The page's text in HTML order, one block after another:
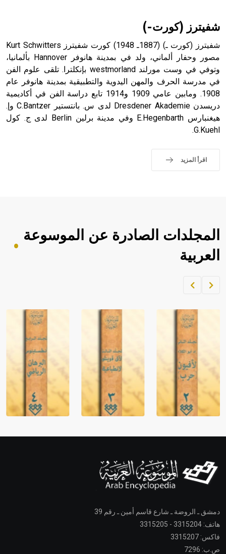
- هل تعلم أن أبجر Abgar اسم معروف جيداً يعود إلى عدد من
الملوك الذين حكموا مدينة إديسا (الرها) من أبجر الأول وحتى
التاسع، وهم ينتسبون إلى أسرة أوسروين
sign تكتب منفصلة غير متصلة، وتعتمد المبدأ الأكوروفوني،
شفيترز (كورت-)
شفيترز (كورت ـ) (1887ـ 1948) كورت شفيترز Kurt Schwitters
مصور وحفار ألماني، ولد في بمدينة هانوفر Hannover بألمانيا،
وتوفي في وست مورلند westmorland بإنكلترا. تلقى علوم الفن
في مدرسة الحرف والمهن اليدوية والتطبيقية بمدينة هانوفر عام
1908. ومابين عامي 1909 و1914 تابع دراسة الفن في أكاديمية
دريسدن Dresdener Akademie لدى س. بانتستير C.Bantzer وإ.
هيغنبارس E.Hegenbarth وفي مدينة برلين Berlin لدى ج. كول
G.Kuehl.
اقرأ المزيد
المجلدات الصادرة عن الموسوعة
العربية
دمشق ـ الروضة ـ شارع قاسم أمين ـ رقم 39
هاتف: 3315204 - 3315205
فاكس: 3315207
ص.ب: 7296